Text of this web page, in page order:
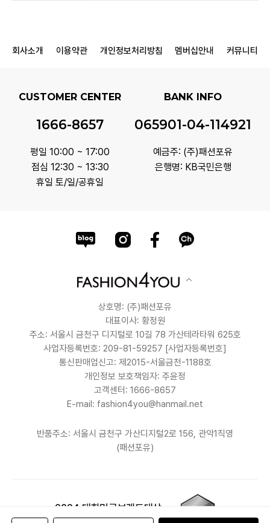
회사소개 이용약관 개인정보처리방침 멤버십안내 커뮤니티
CUSTOMER CENTER
1666-8657
평일 10:00 ~ 17:00
점심 12:30 ~ 13:30
휴일 토/일/공휴일
BANK INFO
065901-04-114921
예금주: (주)패션포유
은행명: KB국민은행
상호명: (주)패션포유
대표이사: 황정원
주소: 서울시 금천구 디지털로 10길 78 가산테라타워 625호
사업자등록번호: 209-81-59257 [사업자등록번호]
통신판매업신고: 제2015-서울금천-1188호
개인정보 보호책임자: 주윤정
고객센터: 1666-8657
E-mail: fashion4you@hanmail.net
반품주소: 서울시 금천구 가산디지털2로 156, 관악1직영
(패션포유)